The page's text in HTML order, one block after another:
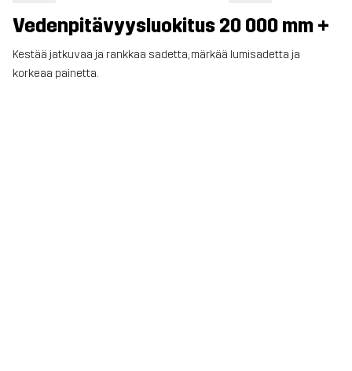
Vedenpitävyysluokitus 20 000 mm +
Kestää jatkuvaa ja rankkaa sadetta, märkää lumisadetta ja
korkeaa painetta.